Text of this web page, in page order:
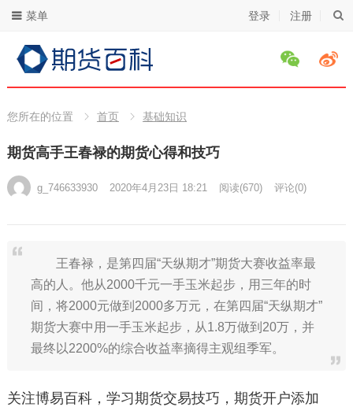
登录 注册
菜单
您所在的位置 首页 基础知识
期货高手王春禄的期货心得和技巧
g_746633930 2020年4月23日 18:21 阅读(670) 评论(0)
王春禄，是第四届“天纵期才”期货大赛收益率最
高的人。他从2000千元一手玉米起步，用三年的时
间，将2000元做到2000多万元，在第四届“天纵期才”
期货大赛中用一手玉米起步，从1.8万做到20万，并
最终以2200%的综合收益率摘得主观组季军。
关注博易百科，学习期货交易技巧，期货开户添加